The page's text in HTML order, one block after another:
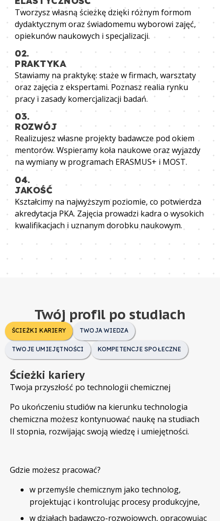
Tworzysz własną ścieżkę dzięki różnym formom
dydaktycznym oraz świadomemu wyborowi zajęć,
opiekunów naukowych i specjalizacji.
02.
PRAKTYKA
Stawiamy na praktykę: staże w firmach, warsztaty
oraz zajęcia z ekspertami. Poznasz realia rynku
pracy i zasady komercjalizacji badań.
03.
ROZWÓJ
Realizujesz własne projekty badawcze pod okiem
mentorów. Wspieramy koła naukowe oraz wyjazdy
na wymiany w programach ERASMUS+ i MOST.
04.
JAKOŚĆ
Kształcimy na najwyższym poziomie, co potwierdza
akredytacja PKA. Zajęcia prowadzi kadra o wysokich
kwalifikacjach i uznanym dorobku naukowym.
Twój profil po studiach
ŚCIEŻKI KARIERY TWOJA WIEDZA
TWOJE UMIEJĘTNOŚCI KOMPETENCJE SPOŁECZNE
Ścieżki kariery
Twoja przyszłość po technologii chemicznej
Po ukończeniu studiów na kierunku technologia
chemiczna możesz kontynuować naukę na studiach
II stopnia, rozwijając swoją wiedzę i umiejętności.
Gdzie możesz pracować?
w przemyśle chemicznym jako technolog,
projektując i kontrolując procesy produkcyjne,
w działach badawczo-rozwojowych, opracowując